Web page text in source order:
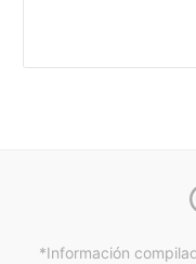
*Información